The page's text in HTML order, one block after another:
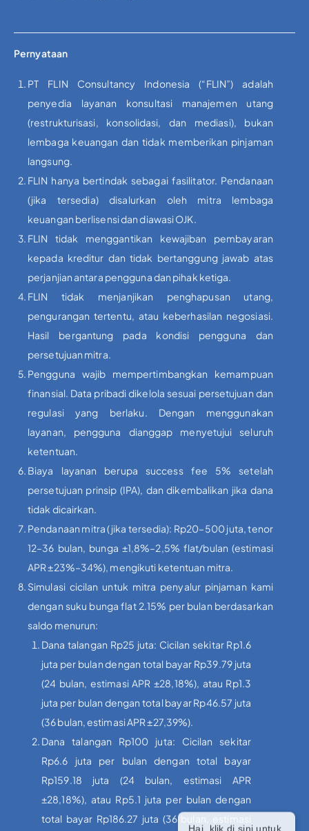
Pernyataan
PT FLIN Consultancy Indonesia (“FLIN”) adalah
penyedia layanan konsultasi manajemen utang
(restrukturisasi, konsolidasi, dan mediasi), bukan
lembaga keuangan dan tidak memberikan pinjaman
langsung.
FLIN hanya bertindak sebagai fasilitator. Pendanaan
(jika tersedia) disalurkan oleh mitra lembaga
keuangan berlisensi dan diawasi OJK.
FLIN tidak menggantikan kewajiban pembayaran
kepada kreditur dan tidak bertanggung jawab atas
perjanjian antara pengguna dan pihak ketiga.
FLIN tidak menjanjikan penghapusan utang,
pengurangan tertentu, atau keberhasilan negosiasi.
Hasil bergantung pada kondisi pengguna dan
persetujuan mitra.
Pengguna wajib mempertimbangkan kemampuan
finansial. Data pribadi dikelola sesuai persetujuan dan
regulasi yang berlaku. Dengan menggunakan
layanan, pengguna dianggap menyetujui seluruh
ketentuan.
Biaya layanan berupa success fee 5% setelah
persetujuan prinsip (IPA), dan dikembalikan jika dana
tidak dicairkan.
Pendanaan mitra (jika tersedia): Rp20–500 juta, tenor
12–36 bulan, bunga ±1,8%–2,5% flat/bulan (estimasi
APR ±23%–34%), mengikuti ketentuan mitra.
Simulasi cicilan untuk mitra penyalur pinjaman kami
dengan suku bunga flat 2.15% per bulan berdasarkan
saldo menurun:
Dana talangan Rp25 juta: Cicilan sekitar Rp1.6
juta per bulan dengan total bayar Rp39.79 juta
(24 bulan, estimasi APR ±28,18%), atau Rp1.3
juta per bulan dengan total bayar Rp46.57 juta
(36 bulan, estimasi APR ±27,39%).
Dana talangan Rp100 juta: Cicilan sekitar
Rp6.6 juta per bulan dengan total bayar
Rp159.18 juta (24 bulan, estimasi APR
±28,18%), atau Rp5.1 juta per bulan dengan
total bayar Rp186.27 juta (36 bulan, estimasi